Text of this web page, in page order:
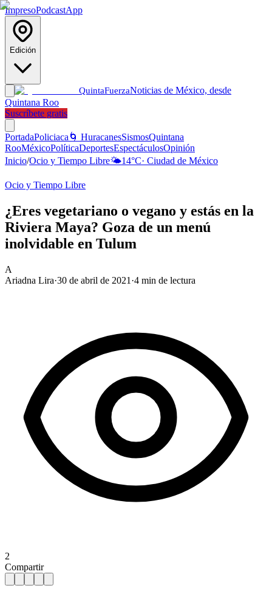
ImpresoPodcastApp
Edición
QuintaFuerzaNoticias de México, desde
Quintana Roo
Suscríbete gratis
PortadaPoliciaca 🌀 HuracanesSismosQuintana
RooMéxicoPolíticaDeportesEspectáculosOpinión
Inicio/Ocio y Tiempo Libre🌤️14°C· Ciudad de México
Ocio y Tiempo Libre
¿Eres vegetariano o vegano y estás en la
Riviera Maya? Goza de un menú
inolvidable en Tulum
A
Ariadna Lira·30 de abril de 2021 ·4 min de lectura
2
Compartir